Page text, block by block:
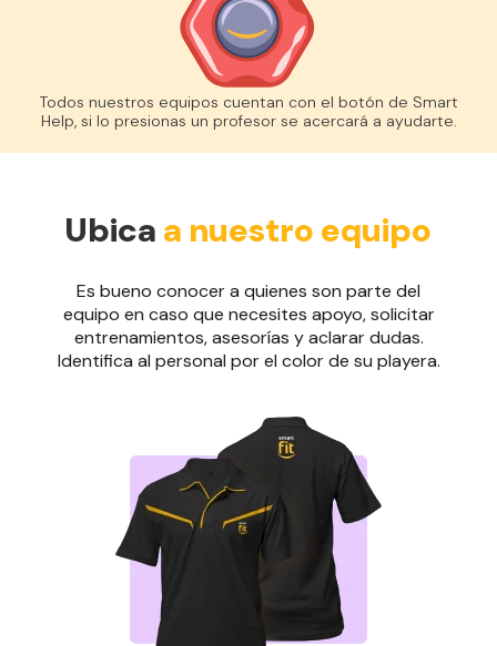
Todos nuestros equipos cuentan con el botón de Smart
Help, si lo presionas un profesor se acercará a ayudarte.
Ubica a nuestro equipo
Es bueno conocer a quienes son parte del
equipo en caso que necesites apoyo, solicitar
entrenamientos, asesorías y aclarar dudas.
Identifica al personal por el color de su playera.